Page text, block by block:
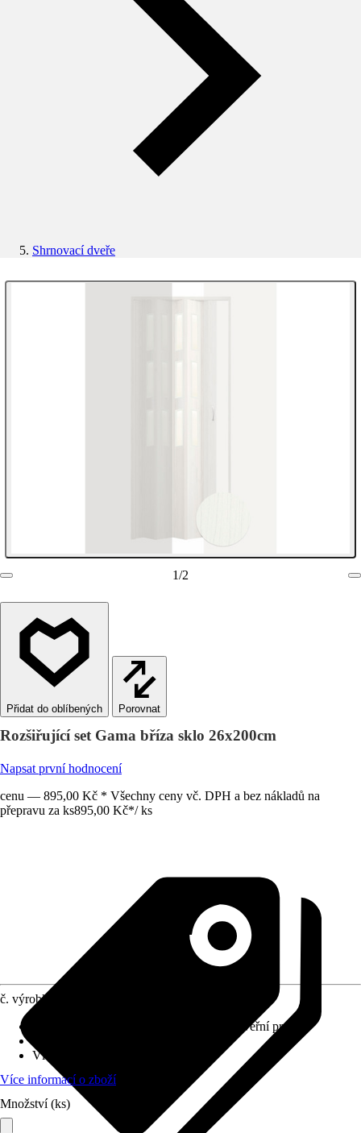
Shrnovací dveře
1/2
Porovnat
Rozšiřující set Gama bříza sklo 26x200cm
Napsat první hodnocení
cenu — 895,00 Kč * Všechny ceny vč. DPH a bez nákladů na
přepravu za ks895,00 Kč*/ ks
č. výrobku
Lamela na shrnovací dveře, Dveřní prvek
Vlastnosti
Více informací o zboží
Množství (ks)